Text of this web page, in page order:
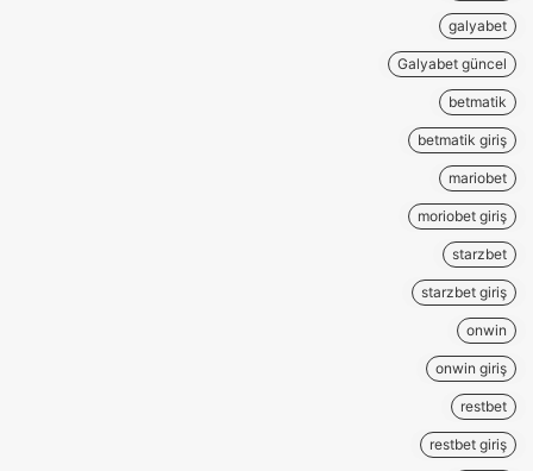
galyabet
Galyabet güncel
betmatik
betmatik giriş
mariobet
moriobet giriş
starzbet
starzbet giriş
onwin
onwin giriş
restbet
restbet giriş